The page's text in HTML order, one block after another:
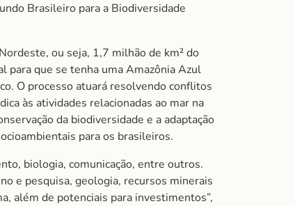
Brasileiro para a Biodiversidade
ou seja, 1,7 milhão de km² do
para que se tenha uma Amazônia Azul
O processo atuará resolvendo conflitos
às atividades relacionadas ao mar na
da biodiversidade e a adaptação
para os brasileiros.
biologia, comunicação, entre outros.
e pesquisa, geologia, recursos minerais
além de potenciais para investimentos”,